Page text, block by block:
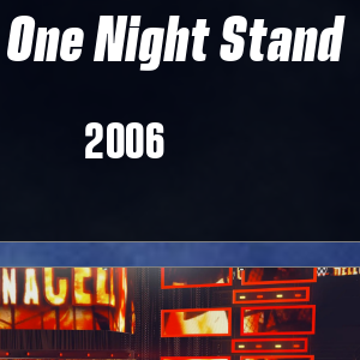
One Night Stand
2006